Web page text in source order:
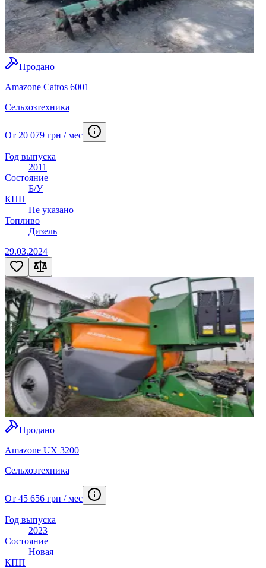
Продано
Amazone Catros 6001
Сельхозтехника
От 20 079 грн / мес
Год выпуска
2011
Состояние
Б/У
КПП
Не указано
Топливо
Дизель
29.03.2024
Продано
Amazone UX 3200
Сельхозтехника
От 45 656 грн / мес
Год выпуска
2023
Состояние
Новая
КПП